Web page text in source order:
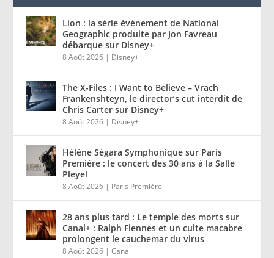
Lion : la série événement de National
Geographic produite par Jon Favreau
débarque sur Disney+
8 Août 2026 | Disney+
The X-Files : I Want to Believe – Vrach
Frankenshteyn, le director’s cut interdit de
Chris Carter sur Disney+
8 Août 2026 | Disney+
Hélène Ségara Symphonique sur Paris
Première : le concert des 30 ans à la Salle
Pleyel
8 Août 2026 | Paris Première
28 ans plus tard : Le temple des morts sur
Canal+ : Ralph Fiennes et un culte macabre
prolongent le cauchemar du virus
8 Août 2026 |Canal+